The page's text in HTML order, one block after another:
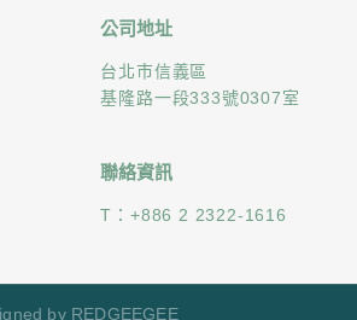
公司地址
台北市信義區
基隆路一段333號0307室
聯絡資訊
T： +886 2 2322-1616
by REDGEEGEE